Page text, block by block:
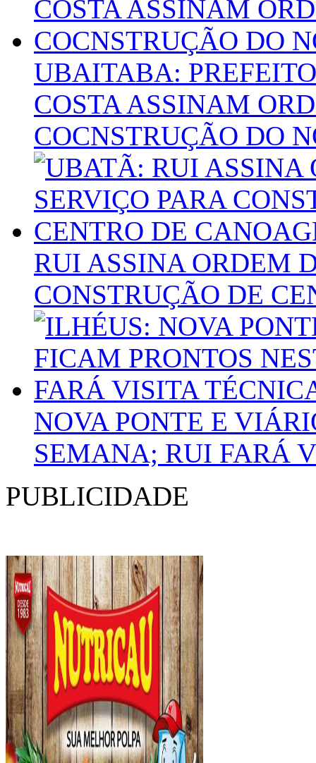
UBAITABA:
COSTA ASSINAM
COCNSTRUÇÃO DO
RUI ASSINA ORDEM
CONSTRUÇÃO DE
NOVA PONTE E
SEMANA; RUI FARÁ
PUBLICIDADE